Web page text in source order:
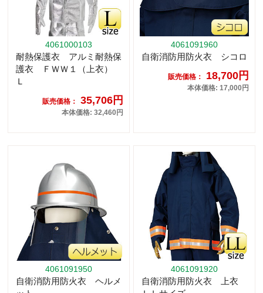
4061000103
耐熱保護衣 アルミ耐熱保
護衣 ＦＷＷ１（上衣）
Ｌ
販売価格： 35,706円
本体価格: 32,460円
4061091960
自衛消防用防火衣 シコロ
販売価格： 18,700円
本体価格: 17,000円
4061091950
自衛消防用防火衣 ヘルメ
4061091920
自衛消防用防火衣 上衣